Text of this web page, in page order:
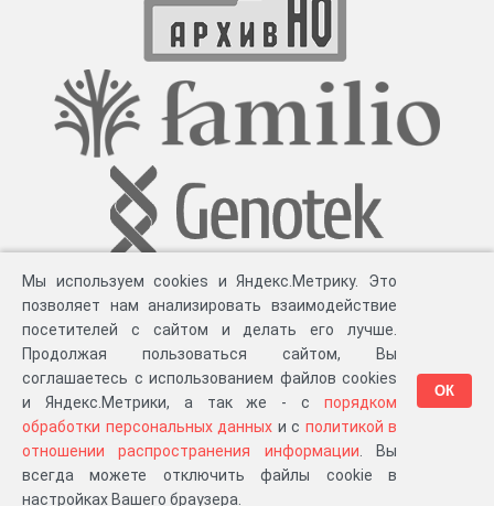
Разработка компании «Великіе предки», 2023-2026 гг. Блог.Суть проекта
Персональные данные.Распространение информации . ЧаВО. Сборка 111.37
Мы используем cookies и Яндекс.Метрику. Это
позволяет нам анализировать взаимодействие
посетителей с сайтом и делать его лучше.
Продолжая пользоваться сайтом, Вы
соглашаетесь с использованием файлов cookies
и Яндекс.Метрики, а так же - с порядком
обработки персональных данных и с политикой в
отношении распространения информации . Вы
всегда можете отключить файлы cookie в
настройках Вашего браузера.
ОК
в «Мои документы»